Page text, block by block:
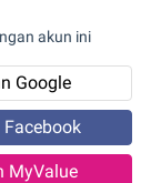
akun ini
Google
MyValue